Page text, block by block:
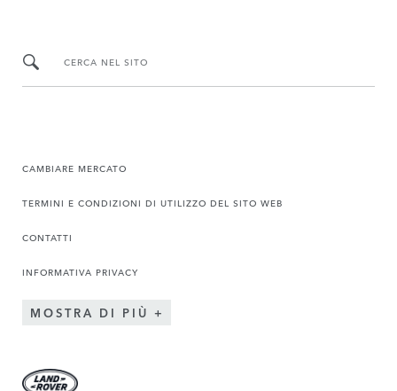
CERCA NEL SITO
CAMBIARE MERCATO
TERMINI E CONDIZIONI DI UTILIZZO DEL SITO WEB
CONTATTI
INFORMATIVA PRIVACY
MOSTRA DI PIÙ